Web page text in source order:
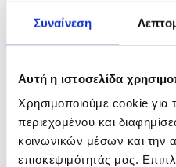
Συναίνεση
Αυτή η ιστοσελίδα
Χρησιμοποιούμε cookie για
περιεχομένου και
κοινωνικών μέσων και την
επισκεψιμότητάς μας.
Αρχική
Πολιτική
Οικονομία
Βουλή
Εσωτερικά
Ευρώπη
Κόσμος
Αθλητικά
Virals
Επιστήμες